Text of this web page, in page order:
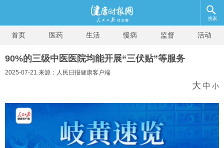
搜索
首页 医药 生活 慢病 监督 活动
90%的三级中医医院均能开展“三伏贴”等服务
2025-07-21 来源：人民日报健康客户端
大 中 小